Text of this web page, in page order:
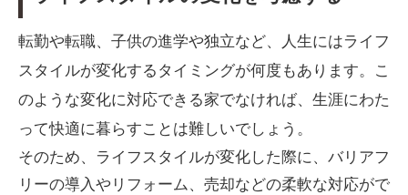
転勤や転職、子供の進学や独立など、人生にはライフ
スタイルが変化するタイミングが何度もあります。こ
のような変化に対応できる家でなければ、生涯にわた
って快適に暮らすことは難しいでしょう。
そのため、ライフスタイルが変化した際に、バリアフ
リーの導入やリフォーム、売却などの柔軟な対応がで